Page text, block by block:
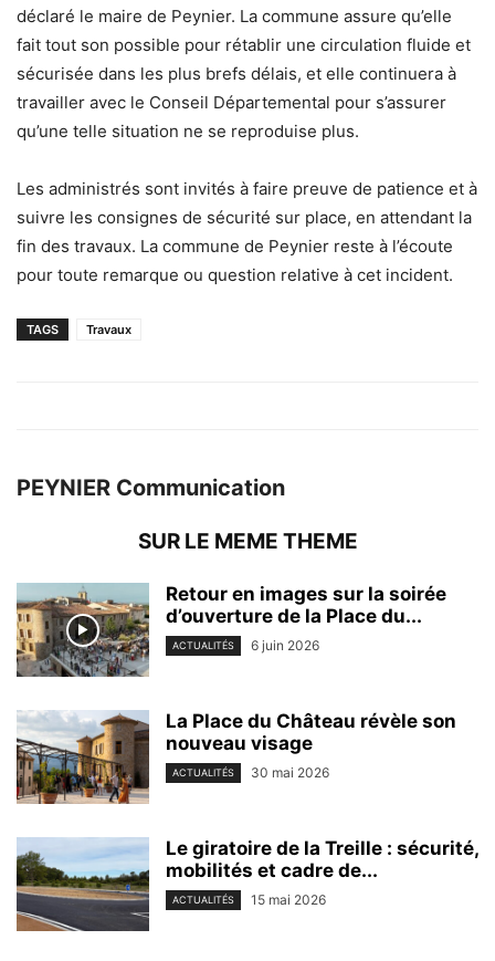
déclaré le maire de Peynier. La commune assure qu’elle
fait tout son possible pour rétablir une circulation fluide et
sécurisée dans les plus brefs délais, et elle continuera à
travailler avec le Conseil Départemental pour s’assurer
qu’une telle situation ne se reproduise plus.
Les administrés sont invités à faire preuve de patience et à
suivre les consignes de sécurité sur place, en attendant la
fin des travaux. La commune de Peynier reste à l’écoute
pour toute remarque ou question relative à cet incident.
TAGS Travaux
PEYNIER Communication
SUR LE MEME THEME
Retour en images sur la soirée
d’ouverture de la Place du...
ACTUALITÉS 6 juin 2026
La Place du Château révèle son
nouveau visage
ACTUALITÉS 30 mai 2026
Le giratoire de la Treille : sécurité,
mobilités et cadre de...
ACTUALITÉS 15 mai 2026